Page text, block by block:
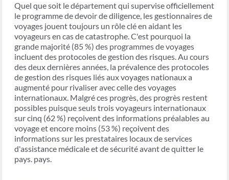
Quel que soit le département qui supervise officiellement
le programme de devoir de diligence, les gestionnaires de
voyages jouent toujours un rôle clé en aidant les
voyageurs en cas de catastrophe. C'est pourquoi la
grande majorité (85 %) des programmes de voyages
incluent des protocoles de gestion des risques. Au cours
des deux dernières années, la prévalence des protocoles
de gestion des risques liés aux voyages nationaux a
augmenté pour rivaliser avec celle des voyages
internationaux. Malgré ces progrès, des progrès restent
possibles puisque seuls trois voyageurs internationaux
sur cinq (62 %) reçoivent des informations préalables au
voyage et encore moins (53 %) reçoivent des
informations sur les prestataires locaux de services
d'assistance médicale et de sécurité avant de quitter le
pays. pays.